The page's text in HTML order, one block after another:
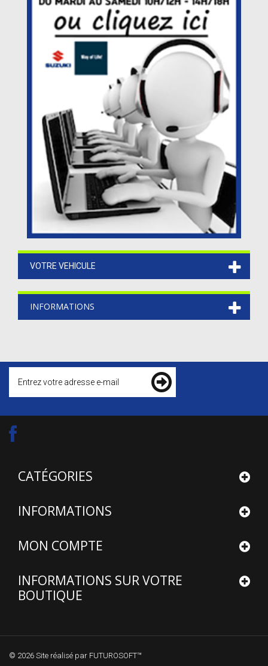
VOTRE VEHICULE
INFORMATIONS
CATÉGORIES
INFORMATIONS
© 2026 Site réalisé par FUTUROSOFT™
MON COMPTE
INFORMATIONS SUR VOTRE
BOUTIQUE